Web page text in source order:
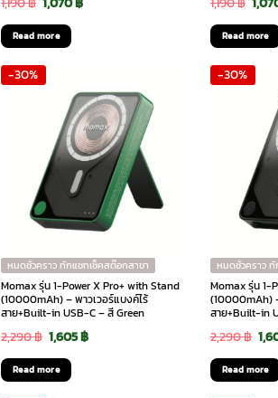
price
was:
1,190 ฿.
Read more
was:
1,190
Read more
-30%
หมดชั่วคราว ทักแชทเช็คสต๊อกสาขา
Momax รุ่น 1-Power X Pro+ with Stand
(10000mAh) – พาวเวอร์แบงค์ไร้
สาย+Built-in USB-C – สี Green
2,290฿ Original
price
was:
1,605฿Current
Read more
-30%
หมดชั่วคราว
Momax รุ่น 1-
(10000mAh)
สาย+Built-in
2,290฿
was:
Read more